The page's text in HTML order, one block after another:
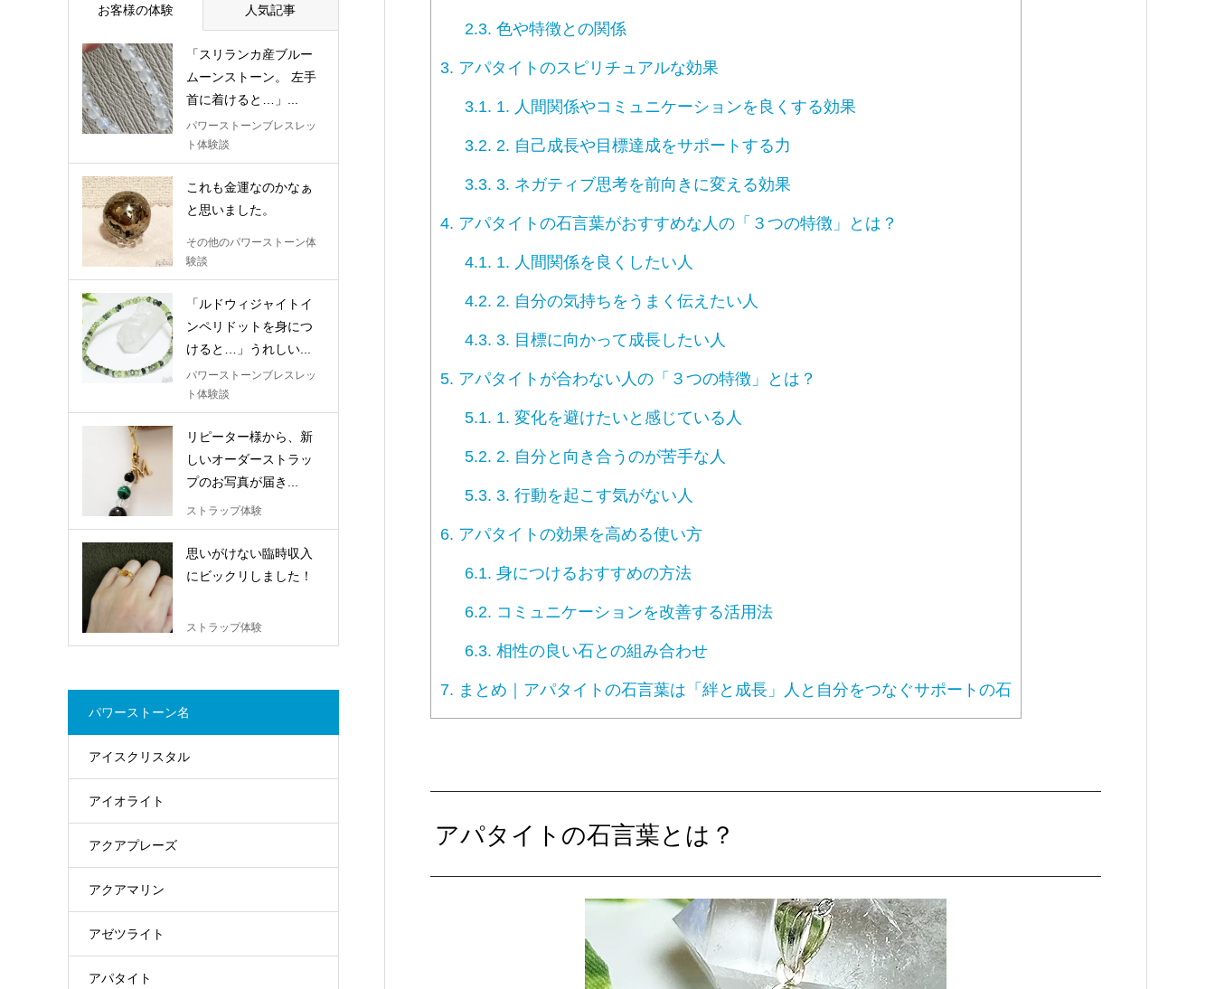
2.3. 色や特徴との関係
3. アパタイトのスピリチュアルな効果
3.1. 1. 人間関係やコミュニケーションを良くする効果
3.2. 2. 自己成長や目標達成をサポートする力
3.3. 3. ネガティブ思考を前向きに変える効果
4. アパタイトの石言葉がおすすめな人の「３つの特徴」とは？
4.1. 1. 人間関係を良くしたい人
4.2. 2. 自分の気持ちをうまく伝えたい人
4.3. 3. 目標に向かって成長したい人
5. アパタイトが合わない人の「３つの特徴」とは？
5.1. 1. 変化を避けたいと感じている人
5.2. 2. 自分と向き合うのが苦手な人
5.3. 3. 行動を起こす気がない人
6. アパタイトの効果を高める使い方
6.1. 身につけるおすすめの方法
6.2. コミュニケーションを改善する活用法
6.3. 相性の良い石との組み合わせ
7. まとめ｜アパタイトの石言葉は「絆と成長」人と自分をつなぐサポートの石
アパタイトの石言葉とは？
お客様の体験 人気記事
「スリランカ産ブルー
ムーンストーン。 左手
首に着けると…」...
パワーストーンブレスレッ
ト体験談
これも金運なのかなぁ
と思いました。
その他のパワーストーン体
験談
「ルドウィジャイトイ
ンペリドットを身につ
けると…」うれしい...
パワーストーンブレスレッ
ト体験談
リピーター様から、新
しいオーダーストラッ
プのお写真が届き...
ストラップ体験
思いがけない臨時収入
にビックリしました！
ストラップ体験
パワーストーン名
アイスクリスタル
アイオライト
アクアプレーズ
アクアマリン
アゼツライト
アパタイト